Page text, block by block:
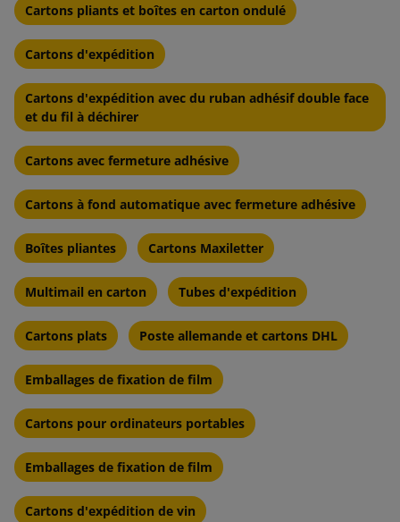
Cartons pliants et boîtes en carton ondulé
Cartons d'expédition
Cartons d'expédition avec du ruban adhésif double face
et du fil à déchirer
Cartons avec fermeture adhésive
Cartons à fond automatique avec fermeture adhésive
Boîtes pliantes Cartons Maxiletter
Multimail en carton Tubes d'expédition
Cartons plats Poste allemande et cartons DHL
Emballages de fixation de film
Cartons pour ordinateurs portables
Emballages de fixation de film
Cartons d'expédition de vin